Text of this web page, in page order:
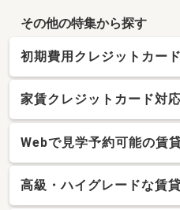
その他の特集から探す
初期費用クレジットカー
家賃クレジットカード対
Webで見学予約可能の賃
高級・ハイグレードな賃